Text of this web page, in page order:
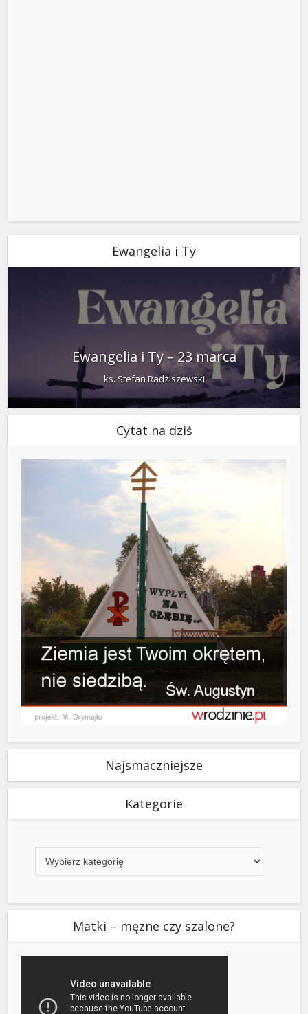
Ewangelia i Ty
Ewangelia i Ty – 23 marca
ks. Stefan Radziszewski
Cytat na dziś
Najsmaczniejsze
Kategorie
Matki – męzne czy szalone?